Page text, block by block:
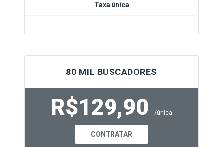
Taxa única
80 MIL BUSCADORES
R$129,90 /única
CONTRATAR